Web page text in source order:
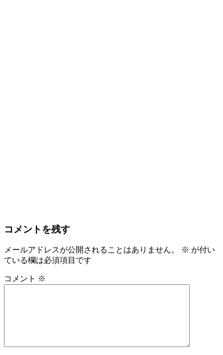
コメントを残す
メールアドレスが公開されることはありません。 ※ が付い
ている欄は必須項目です
コメント ※